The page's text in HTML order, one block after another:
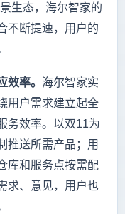
生态，海尔智家的
不断提速，用户的
效率。 海尔智家实
用户需求建立起全
务效率。以双11为
推送所需产品；用
库和服务点按需配
求、意见，用户也